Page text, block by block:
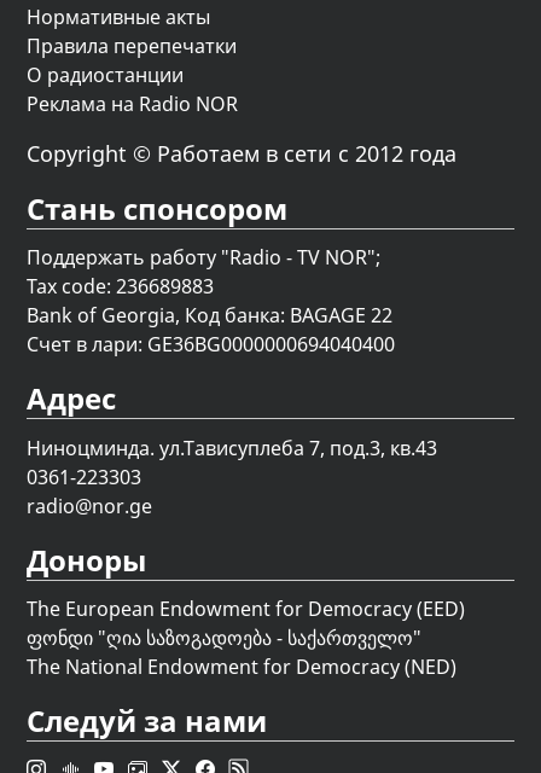
Нормативные акты
Правила перепечатки
О радиостанции
Реклама на Radio NOR
Copyright © Работаем в сети с 2012 года
Стань спонсором
Поддержать работу "Radio - TV NOR";
Tax code: 236689883
Bank of Georgia, Код банка: BAGAGE 22
Счет в лари: GE36BG0000000694040400
Адрес
Ниноцминда. ул.Тависуплеба 7, под.3, кв.43
0361-223303
radio@nor.ge
Доноры
The European Endowment for Democracy (EED)
ფონდი "ღია საზოგადოება - საქართველო"
The National Endowment for Democracy (NED)
Следуй за нами